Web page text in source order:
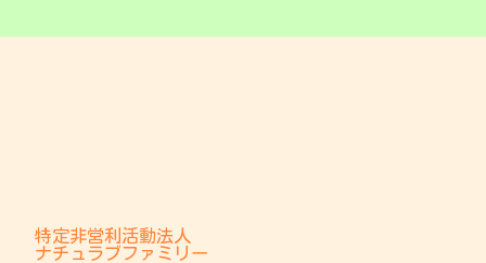
特定非営利活動法人
ナチュラブファミリー